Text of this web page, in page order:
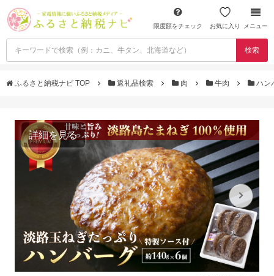
限度額をチェック お気に入り メニュー
検索
ふるさと納税ナビ TOP 返礼品検索 肉 牛肉 ハン
詳細を見る